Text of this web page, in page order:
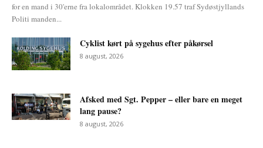
for en mand i 30'erne fra lokalområdet. Klokken 19.57 traf Sydøstjyllands
Politi manden...
Cyklist kørt på sygehus efter påkørsel
8 august, 2026
Afsked med Sgt. Pepper – eller bare en meget
lang pause?
8 august, 2026